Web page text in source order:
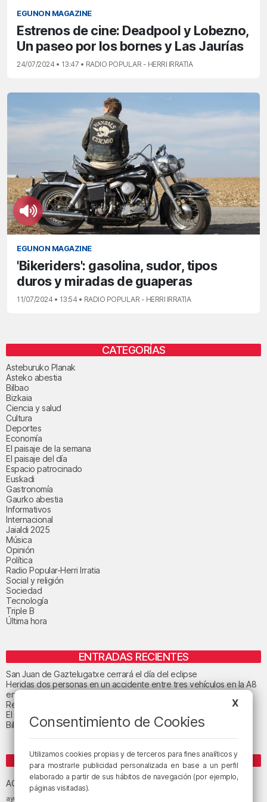
EGUNON MAGAZINE
Estrenos de cine: Deadpool y Lobezno,
Un paseo por los bornes y Las Jaurías
24/07/2024 • 13:47 • RADIO POPULAR - HERRI IRRATIA
EGUNON MAGAZINE
'Bikeriders': gasolina, sudor, tipos
duros y miradas de guaperas
11/07/2024 • 13:54 • RADIO POPULAR - HERRI IRRATIA
CATEGORÍAS
Asteburuko Planak
Asteko abestia
Bilbao
Bizkaia
Ciencia y salud
Cultura
Deportes
Economía
El paisaje de la semana
El paisaje del día
Espacio patrocinado
Euskadi
Gastronomía
Gaurko abestia
Informativos
Internacional
Jaialdi 2025
Música
Opinión
Política
Radio Popular-Herri Irratia
Social y religión
Sociedad
Tecnología
Triple B
Última hora
ENTRADAS RECIENTES
San Juan de Gaztelugatxe cerrará el día del eclipse
Heridas dos personas en un accidente entre tres vehículos en la A8
en Muskiz
Recuperado el cuerpo sin vida de una mujer en la ría de Bilbao
El tiempo este jueves en Bizkaia: cielo muy nuboso
Bilbao celebra el 27 de agosto el «Día de las Personas Mayores»
ETIQUETAS
ACB Athletic Club Athletic Club de Bilbao
ayuntamiento de Bilbao
X
Consentimiento de Cookies
Utilizamos cookies propias y de terceros para fines analíticos y
para mostrarle publicidad personalizada en base a un perfil
elaborado a partir de sus hábitos de navegación (por ejemplo,
páginas visitadas).